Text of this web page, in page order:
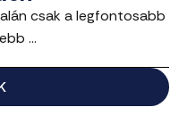
csak a legfontosabb
...